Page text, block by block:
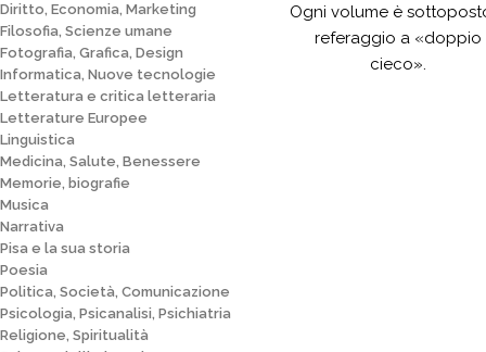
Diritto, Economia, Marketing
Filosofia, Scienze umane
Fotografia, Grafica, Design
Informatica, Nuove tecnologie
Letteratura e critica letteraria
Letterature Europee
Linguistica
Medicina, Salute, Benessere
Memorie, biografie
Musica
Narrativa
Pisa e la sua storia
Poesia
Politica, Società, Comunicazione
Psicologia, Psicanalisi, Psichiatria
Religione, Spiritualità
Ogni volume è
referaggio a «doppio
cieco».